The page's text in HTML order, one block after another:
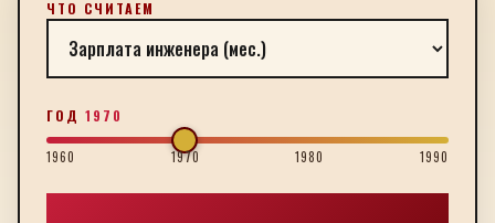
ЧТО СЧИТАЕМ
ГОД 1970
1960 1970 1980 1990